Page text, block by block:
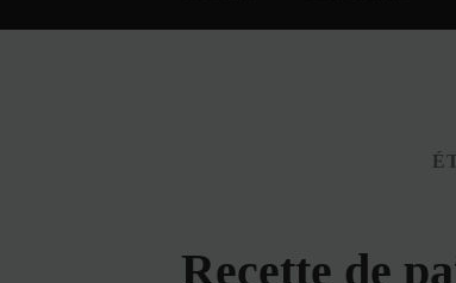
Recette de